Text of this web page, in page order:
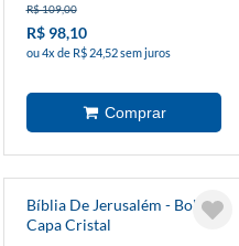
R$ 109,00
R$ 98,10
ou 4x de R$ 24,52 sem juros
Bíblia De Jerusalém - Bolso -
Capa Cristal